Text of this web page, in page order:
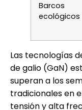
Barcos
ecológicos
Las tecnologías
de galio (GaN)
superan a los
tradicionales en
tensión y alta